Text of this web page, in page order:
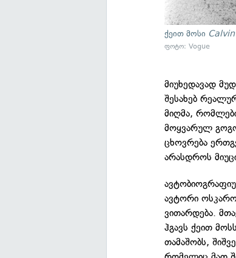
ქეით მოსი
ფოტო: Vogue
მიუხედავად
შესახებ
მიღმა,
მოყვარულ
ცხოვრება
არასდროს
ავტორი
ვითარდება.
ჰგავს ქეით
თამაშობს,